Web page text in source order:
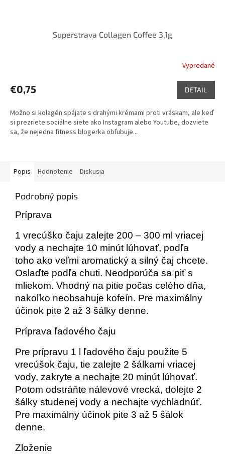
Superstrava Collagen Coffee 3,1g
produktu
je
z
5
hviezdičiek.
Vypredané
€0,75 DETAIL
Možno si kolagén spájate s drahými krémami proti vráskam, ale keď
si prezriete sociálne siete ako Instagram alebo Youtube, dozviete
sa, že nejedna fitness blogerka obľubuje...
Popis Hodnotenie Diskusia
Podrobný popis
Príprava
1 vrecúško čaju zalejte 200 – 300 ml vriacej
vody a nechajte 10 minút lúhovať, podľa
toho ako veľmi aromatický a silný čaj chcete.
Oslaďte podľa chuti. Neodporúča sa piť s
mliekom. Vhodný na pitie počas celého dňa,
nakoľko neobsahuje kofeín. Pre maximálny
účinok pite 2 až 3 šálky denne.
Príprava ľadového čaju
Pre prípravu 1 l ľadového čaju použite 5
vrecúšok čaju, tie zalejte 2 šálkami vriacej
vody, zakryte a nechajte 20 minút lúhovať.
Potom odstráňte nálevové vrecká, dolejte 2
šálky studenej vody a nechajte vychladnúť.
Pre maximálny účinok pite 3 až 5 šálok
denne.
Zloženie